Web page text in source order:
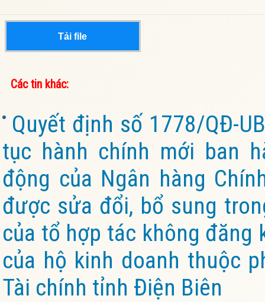
Tải file
Các tin khác:
Quyết định số 1778/QĐ-
tục hành chính mới ban
động của Ngân hàng
được sửa đổi, bổ sung
của tổ hợp tác không đăng
của hộ kinh doanh thuộc
Tài chính tỉnh Điện Biên